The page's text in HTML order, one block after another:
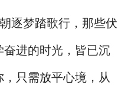
逐梦踏歌行，那些伏
进的时光，皆已沉
只需放平心境，从